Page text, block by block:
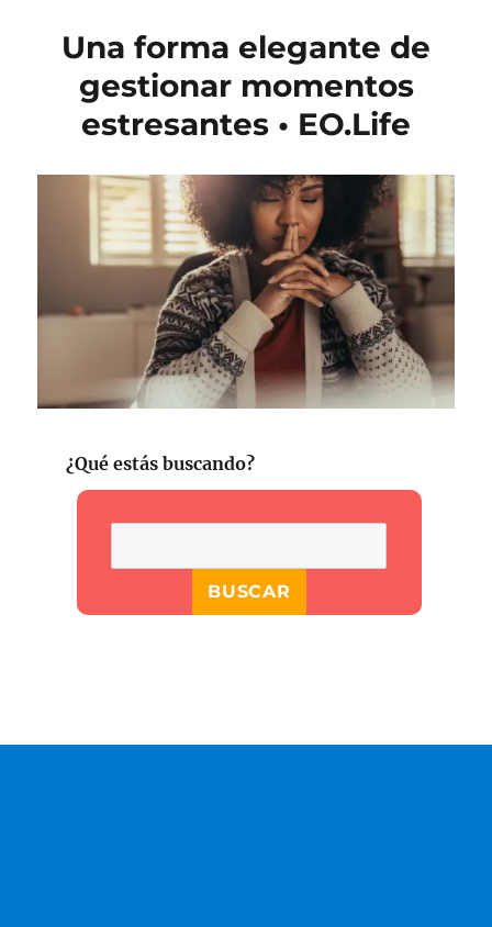
Una forma elegante de
gestionar momentos
estresantes • EO.Life
¿Qué estás buscando?